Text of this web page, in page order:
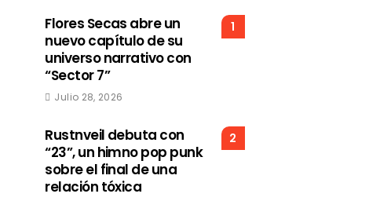
1
Flores Secas abre un
nuevo capítulo de su
universo narrativo con
“Sector 7”
Julio 28, 2026
2
Rustnveil debuta con
“23”, un himno pop punk
sobre el final de una
relación tóxica